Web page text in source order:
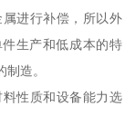
进行补偿，所以外
生产和低成本的特
造。
性质和设备能力选